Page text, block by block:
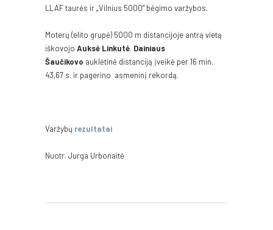
LLAF taurės ir „Vilnius 5000“ bėgimo varžybos.
Moterų (elito grupė) 5000 m distancijoje antrą vietą
iškovojo Auksė Linkutė. Dainiaus
Šaučikovo auklėtinė distanciją įveikė per 16 min.
43,67 s. ir pagerino asmeninį rekordą.
Varžybų rezultatai
Nuotr. Jurga Urbonaitė